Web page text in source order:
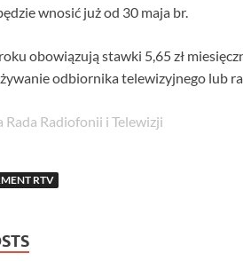
wnosić już od 30 maja br.
obowiązują stawki 5,65 zł
odbiornika telewizyjnego lub
Rada Radiofonii i Telewizji
RTV